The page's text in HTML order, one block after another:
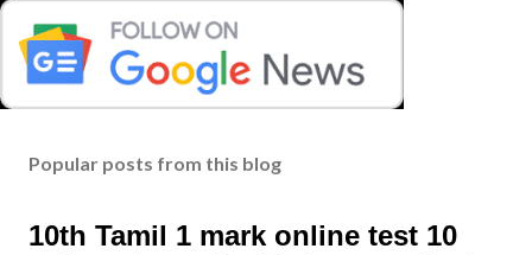
Popular posts from this blog
10th Tamil 1 mark online test 10